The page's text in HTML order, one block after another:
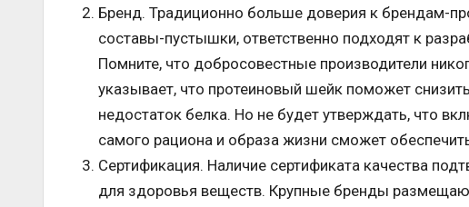
Бренд. Традиционно больше доверия к брендам-
составы-пустышки, ответственно подходят к
Помните, что добросовестные производители
указывает, что протеиновый шейк поможет
недостаток белка. Но не будет утверждать, что
самого рациона и образа жизни сможет
Сертификация. Наличие сертификата качества
для здоровья веществ. Крупные бренды